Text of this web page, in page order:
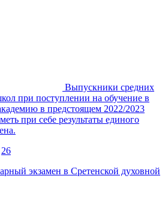
Выпускники средних
при поступлении на обучение в
в предстоящем 2022/2023
при себе результаты единого
26
экзамен в Сретенской духовной